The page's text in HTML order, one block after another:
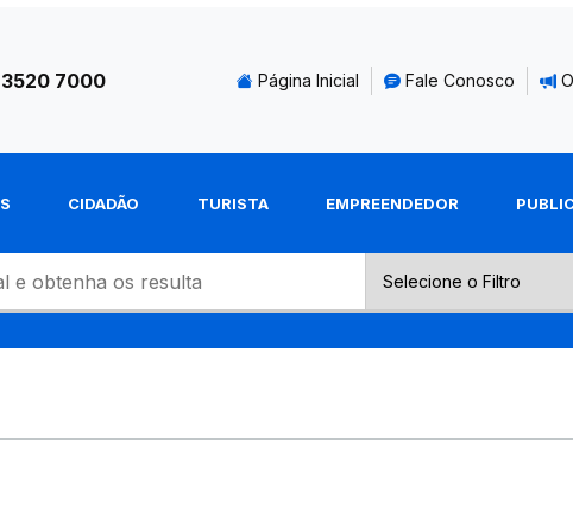
7000 Página Inicial Fale Conosco
CIDADÃO TURISTA EMPREENDEDOR